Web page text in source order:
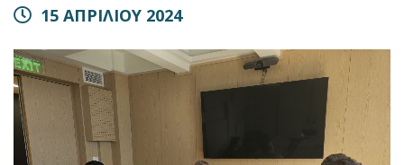
15 ΑΠΡΙΛΙΟΥ 2024